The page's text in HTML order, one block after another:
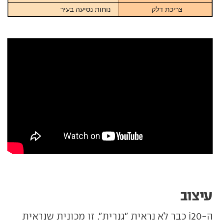
צריכת דלק
נוחות נסיעה בעיר
עיצוב
ה-i20 כבר לא נראית "גנרית". זו מכונית שנראית